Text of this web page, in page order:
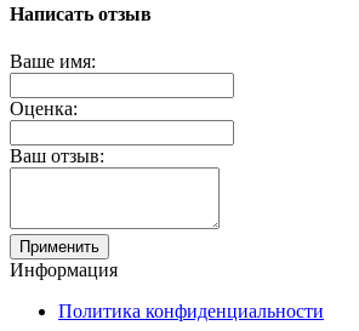
Написать отзыв
Ваше имя:
Оценка:
Ваш отзыв:
Применить
Информация
Политика конфиденциальности